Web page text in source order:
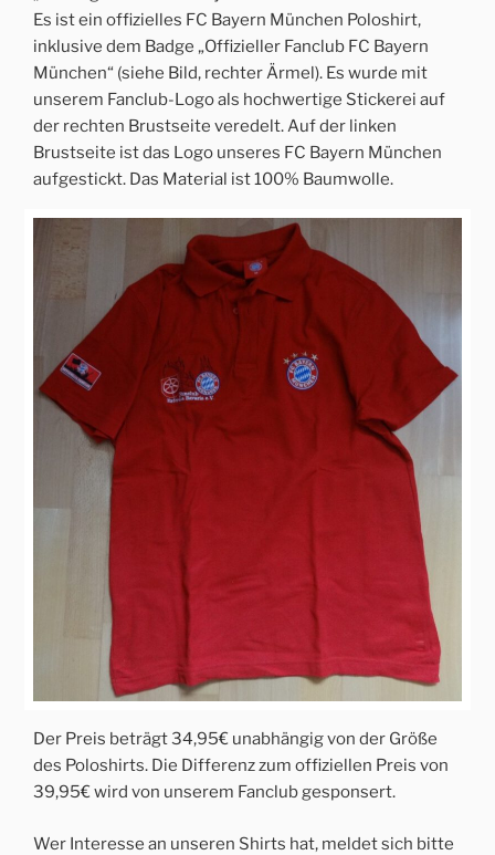
Es ist ein offizielles FC Bayern München Poloshirt,
inklusive dem Badge „Offizieller Fanclub FC Bayern
München“ (siehe Bild, rechter Ärmel). Es wurde mit
unserem Fanclub-Logo als hochwertige Stickerei auf
der rechten Brustseite veredelt. Auf der linken
Brustseite ist das Logo unseres FC Bayern München
aufgestickt. Das Material ist 100% Baumwolle.
Der Preis beträgt 34,95€ unabhängig von der Größe
des Poloshirts. Die Differenz zum offiziellen Preis von
39,95€ wird von unserem Fanclub gesponsert.
Wer Interesse an unseren Shirts hat, meldet sich bitte